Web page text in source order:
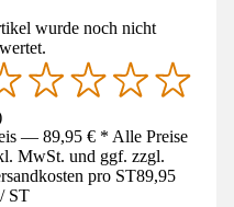
wurde noch nicht
— 89,95 € * Alle Preise
MwSt. und ggf. zzgl.
pro ST89,95
/ ST